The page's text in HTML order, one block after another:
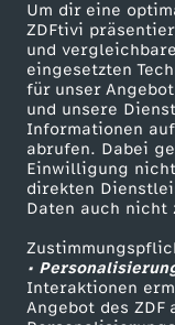
Um dir eine
ZDFtivi
und
eingesetzten
für unser
und unsere
Informationen
abrufen. Dabei
Einwilligung
direkten
Daten auch nicht
•
Interaktionen
Angebot des ZDF
W
i
e
i
s
t
Mehr ZDF
ZDF-Apps
Smart TV
ZDFtext
Livestreams
Sendungen A-Z
TV-Programm